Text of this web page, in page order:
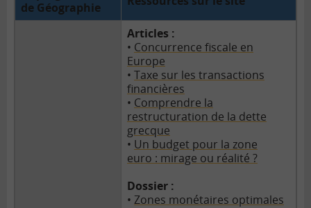
de Géographie
Articles :
• Concurrence fiscale en
Europe
• Taxe sur les transactions
financières
• Comprendre la
restructuration de la dette
grecque
• Un budget pour la zone
euro : mirage ou réalité ?
Dossier :
• Zones monétaires optimales